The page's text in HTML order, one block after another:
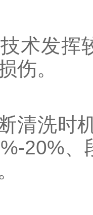
发挥较
伤。
洗时机
20%